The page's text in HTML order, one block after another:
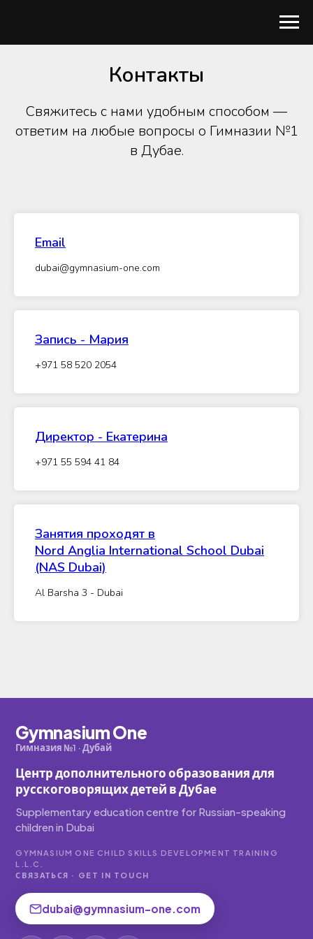
Контакты
Свяжитесь с нами удобным способом —
ответим на любые вопросы о Гимназии №1
в Дубае.
Email
dubai@gymnasium-one.com
Запись - Мария
+971 58 520 2054
Директор - Екатерина
+971 55 594 41 84
Занятия проходят в
Nord Anglia International School Dubai
(NAS Dubai)
Al Barsha 3 - Dubai
Gymnasium One
Гимназия №1 · Дубай
Центр дополнительного образования для
русскоговорящих детей в Дубае
Supplementary education centre for Russian-speaking
children in Dubai
GYMNASIUM ONE CHILD SKILLS DEVELOPMENT TRAINING
L.L.C.
СВЯЗАТЬСЯ · GET IN TOUCH
dubai@gymnasium-one.com